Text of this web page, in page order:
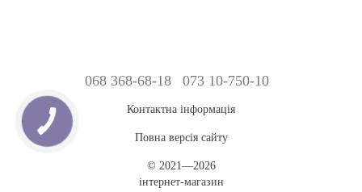
068 368-68-18 073 10-750-10
Контактна інформація
Повна версія сайту
© 2021—2026
інтернет-магазин